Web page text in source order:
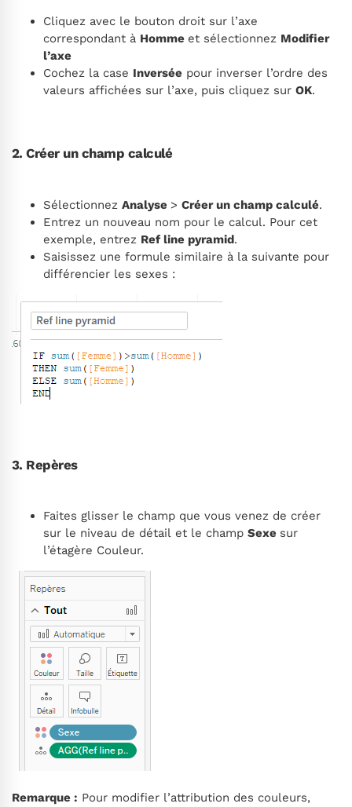
Cliquez avec le bouton droit sur l’axe
correspondant à Homme et sélectionnez Modifier
l’axe
Cochez la case Inversée pour inverser l’ordre des
valeurs affichées sur l’axe, puis cliquez sur OK.
2. Créer un champ calculé
Sélectionnez Analyse > Créer un champ calculé.
Entrez un nouveau nom pour le calcul. Pour cet
exemple, entrez Ref line pyramid.
Saisissez une formule similaire à la suivante pour
différencier les sexes :
3. Repères
Faites glisser le champ que vous venez de créer
sur le niveau de détail et le champ Sexe sur
l’étagère Couleur.
Remarque : Pour modifier l’attribution des couleurs,